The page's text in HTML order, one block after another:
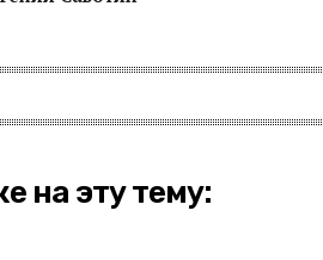
на эту тему: